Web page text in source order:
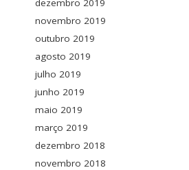
dezembro 2019
novembro 2019
outubro 2019
agosto 2019
julho 2019
junho 2019
maio 2019
março 2019
dezembro 2018
novembro 2018